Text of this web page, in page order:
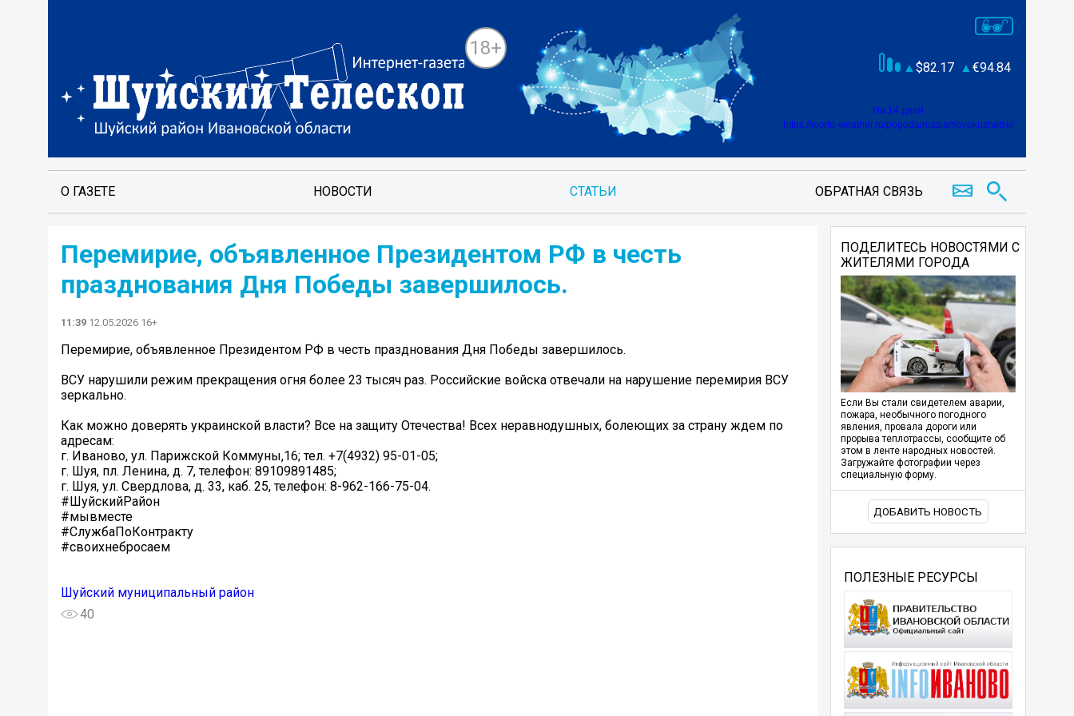
18+
82.17 94.84
На 14 дней
https://world-weather.ru/pogoda/russia/novokuznetsk/
О ГАЗЕТЕ НОВОСТИ СТАТЬИ ОБРАТНАЯ СВЯЗЬ
Перемирие, объявленное Президентом РФ в честь
празднования Дня Победы завершилось.
11:39 12.05.2026 16+
Перемирие, объявленное Президентом РФ в честь празднования Дня Победы завершилось.
ВСУ нарушили режим прекращения огня более 23 тысяч раз. Российские войска отвечали на нарушение перемирия ВСУ
зеркально.
Как можно доверять украинской власти? Все на защиту Отечества! Всех неравнодушных, болеющих за страну ждем по
адресам:
г. Иваново, ул. Парижской Коммуны,16; тел. +7(4932) 95-01-05;
г. Шуя, пл. Ленина, д. 7, телефон: 89109891485;
г. Шуя, ул. Свердлова, д. 33, каб. 25, телефон: 8-962-166-75-04.
#ШуйскийРайон
#мывместе
#СлужбаПоКонтракту
#своихнебросаем
Шуйский муниципальный район
40
ПОДЕЛИТЕСЬ НОВОСТЯМИ С
ЖИТЕЛЯМИ ГОРОДА
Если Вы стали свидетелем аварии,
пожара, необычного погодного
явления, провала дороги или
прорыва теплотрассы, сообщите об
этом в ленте народных новостей.
Загружайте фотографии через
специальную форму.
ДОБАВИТЬ НОВОСТЬ
ПОЛЕЗНЫЕ РЕСУРСЫ